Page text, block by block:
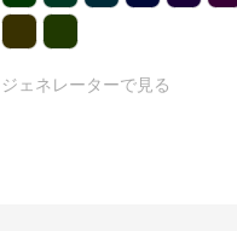
ジェネレーターで見る